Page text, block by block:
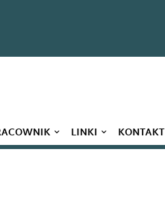
LINKI KONTAKT